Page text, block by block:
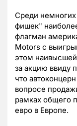
Среди
фишек"
флагман
Motors с
этом наивысшей
за акцию ввиду
что
вопросе
рамках общего
евро в Европе.